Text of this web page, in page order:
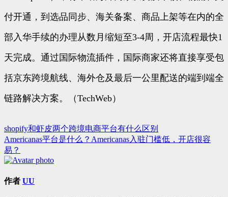
付开通，到选品同步、海关备案、商品上架等在内的全
部入华手续的办理从数月缩短至3-4周，开店流程最快1
天完成。通过国际物流插件，国际商家还将直接享受包
括京东跨境航线、海外仓及最后一公里配送的端到端全
链路解决方案。（TechWeb）
文
章
导
航
shopify和虾皮两个跨境电商平台有什么区别
Americanas平台是什么？Americanas入驻门槛低，开店很容
易？
作者 UU